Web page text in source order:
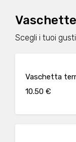
Scegli i tuoi
Vaschetta
10.50 €